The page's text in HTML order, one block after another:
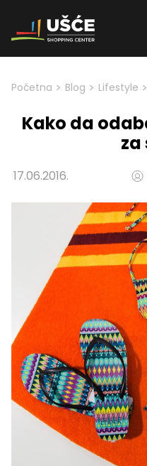
Skip to content
Početna > Blog > Lifestyle >
Kako da
za
17.06.2016.